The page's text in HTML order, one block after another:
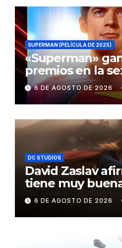
SUPERMAN (PELÍCULA DE 2025)
«Superman»
premios en la
de los Critics
Awards
6 DE AGOSTO DE 2026
DC STUDIOS
David Zaslav
tiene muy
el fracaso de
6 DE AGOSTO DE 2026